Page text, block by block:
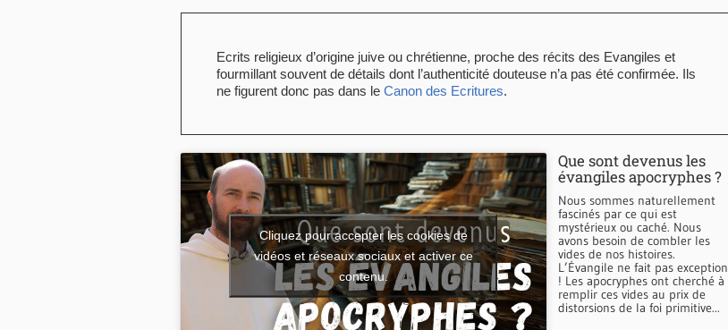
Ecrits religieux d’origine juive ou chrétienne, proche des récits des Evangiles et
fourmillant souvent de détails dont l’authenticité douteuse n’a pas été confirmée. Ils
ne figurent donc pas dans le Canon des Ecritures.
Cliquez pour accepter les cookies de
vidéos et réseaux sociaux et activer ce
contenu.
Que sont devenus les
évangiles apocryphes ?
Nous sommes naturellement
fascinés par ce qui est
mystérieux ou caché. Nous
avons besoin de combler les
vides de nos histoires.
L’Évangile ne fait pas exception
! Les apocryphes ont cherché à
remplir ces vides au prix de
distorsions de la foi primitive...